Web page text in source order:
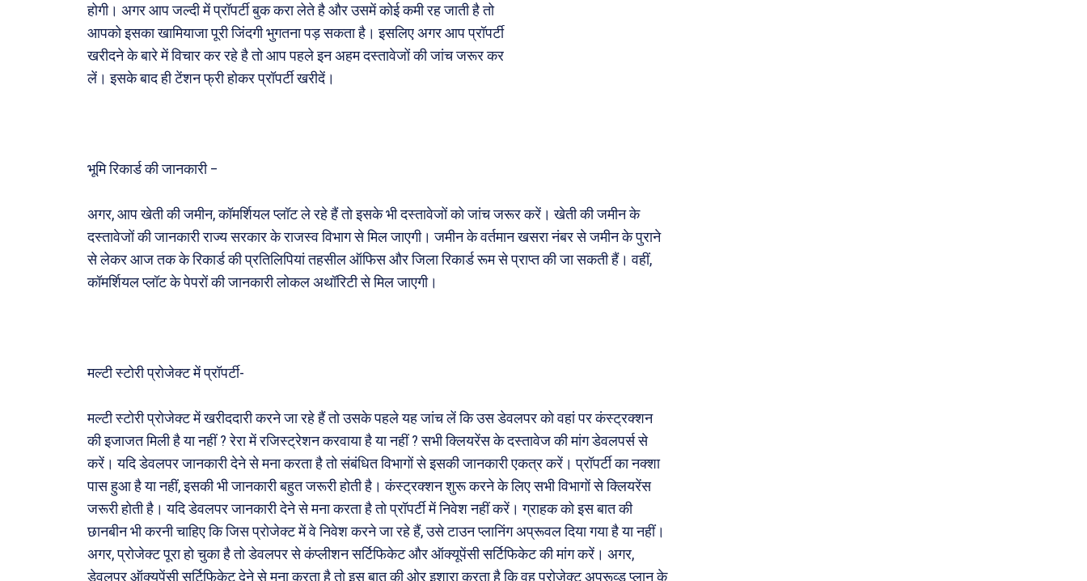
ख़बरें
सरकारी योजना
मनोरंजन
फ़िल्मी दुनिया
खेल
अजब-ग़ज़ब
पर्यटन
पूरब विशेष
मधुर वचन
अन्य
धर्म व अध्यात्म
Real Estate
Finance
महिला जगत
होगी। अगर आप जल्दी में प्रॉपर्टी बुक करा लेते है और उसमें कोई कमी रह जाती है तो
आपको इसका खामियाजा पूरी जिंदगी भुगतना पड़ सकता है। इसलिए अगर आप प्रॉपर्टी
खरीदने के बारे में विचार कर रहे है तो आप पहले इन अहम दस्तावेजों की जांच जरूर कर
लें। इसके बाद ही टेंशन फ्री होकर प्रॉपर्टी खरीदें।
भूमि रिकार्ड की जानकारी –
अगर, आप खेती की जमीन, कॉमर्शियल प्लॉट ले रहे हैं तो इसके भी दस्तावेजों को जांच जरूर करें। खेती की जमीन के
दस्तावेजों की जानकारी राज्य सरकार के राजस्व विभाग से मिल जाएगी। जमीन के वर्तमान खसरा नंबर से जमीन के पुराने
से लेकर आज तक के रिकार्ड की प्रतिलिपियां तहसील ऑफिस और जिला रिकार्ड रूम से प्राप्त की जा सकती हैं। वहीं,
कॉमर्शियल प्लॉट के पेपरों की जानकारी लोकल अथॉरिटी से मिल जाएगी।
मल्टी स्टोरी प्रोजेक्ट में प्रॉपर्टी-
मल्टी स्टोरी प्रोजेक्ट में खरीददारी करने जा रहे हैं तो उसके पहले यह जांच लें कि उस डेवलपर को वहां पर कंस्ट्रक्शन
की इजाजत मिली है या नहीं ? रेरा में रजिस्ट्रेशन करवाया है या नहीं ? सभी क्लियरेंस के दस्तावेज की मांग डेवलपर्स से
करें। यदि डेवलपर जानकारी देने से मना करता है तो संबंधित विभागों से इसकी जानकारी एकत्र करें। प्रॉपर्टी का नक्शा
पास हुआ है या नहीं, इसकी भी जानकारी बहुत जरूरी होती है। कंस्ट्रक्शन शुरू करने के लिए सभी विभागों से क्लियरेंस
जरूरी होती है। यदि डेवलपर जानकारी देने से मना करता है तो प्रॉपर्टी में निवेश नहीं करें। ग्राहक को इस बात की
छानबीन भी करनी चाहिए कि जिस प्रोजेक्ट में वे निवेश करने जा रहे हैं, उसे टाउन प्लानिंग अप्रूवल दिया गया है या नहीं।
अगर, प्रोजेक्ट पूरा हो चुका है तो डेवलपर से कंप्लीशन सर्टिफिकेट और ऑक्यूपेंसी सर्टिफिकेट की मांग करें। अगर,
डेवलपर ऑक्यूपेंसी सर्टिफिकेट देने से मना करता है तो इस बात की ओर इशारा करता है कि वह प्रोजेक्ट अप्रूव्ड प्लान के